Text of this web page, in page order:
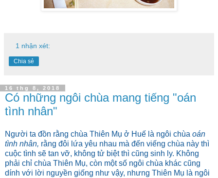
1 nhận xét:
Chia sẻ
16 thg 8, 2018
Có những ngôi chùa mang tiếng "oán
tình nhân"
Người ta đồn rằng chùa Thiên Mụ ở Huế là ngôi chùa oán
tình nhân, rằng đôi lứa yêu nhau mà đến viếng chùa này thì
cuộc tình sẽ tan vỡ, không tử biệt thì cũng sinh ly. Không
phải chỉ chùa Thiên Mụ, còn một số ngôi chùa khác cũng
dính với lời nguyền giống như vậy, nhưng Thiên Mụ là ngôi